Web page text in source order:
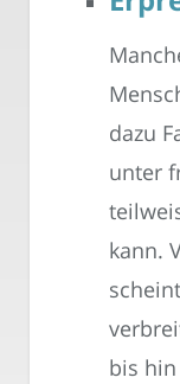
dazu
unter
kann.
bis